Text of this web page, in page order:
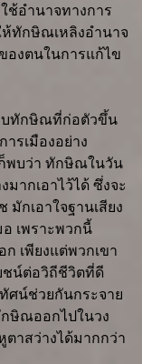
ช้อำนาจทางการ
ห้ทักษิณเหลิงอำนาจ
องตนในการแก้ไข
บทักษิณที่ก่อตัวขึ้น
รเมืองอย่าง
พบว่า ทักษิณในวัน
มากเอาไว้ได้ ซึ่งจะ
มักเอาใจฐานเสียง
เพราะพวกนี้
เพียงแต่พวกเขา
ชน์ต่อวิถีชีวิตที่ดี
ศน์ช่วยกันกระจาย
ษิณออกไปในวง
าสว่างได้มากกว่า